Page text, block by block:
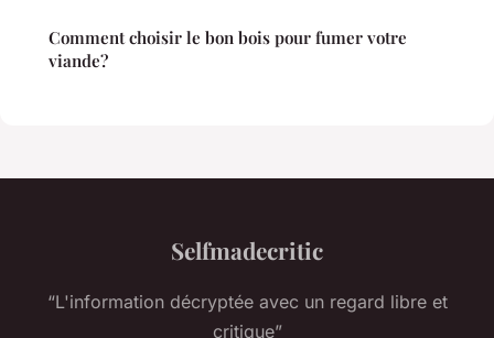
Comment choisir le bon bois pour fumer votre
viande?
Selfmadecritic
“L'information décryptée avec un regard libre et
critique”